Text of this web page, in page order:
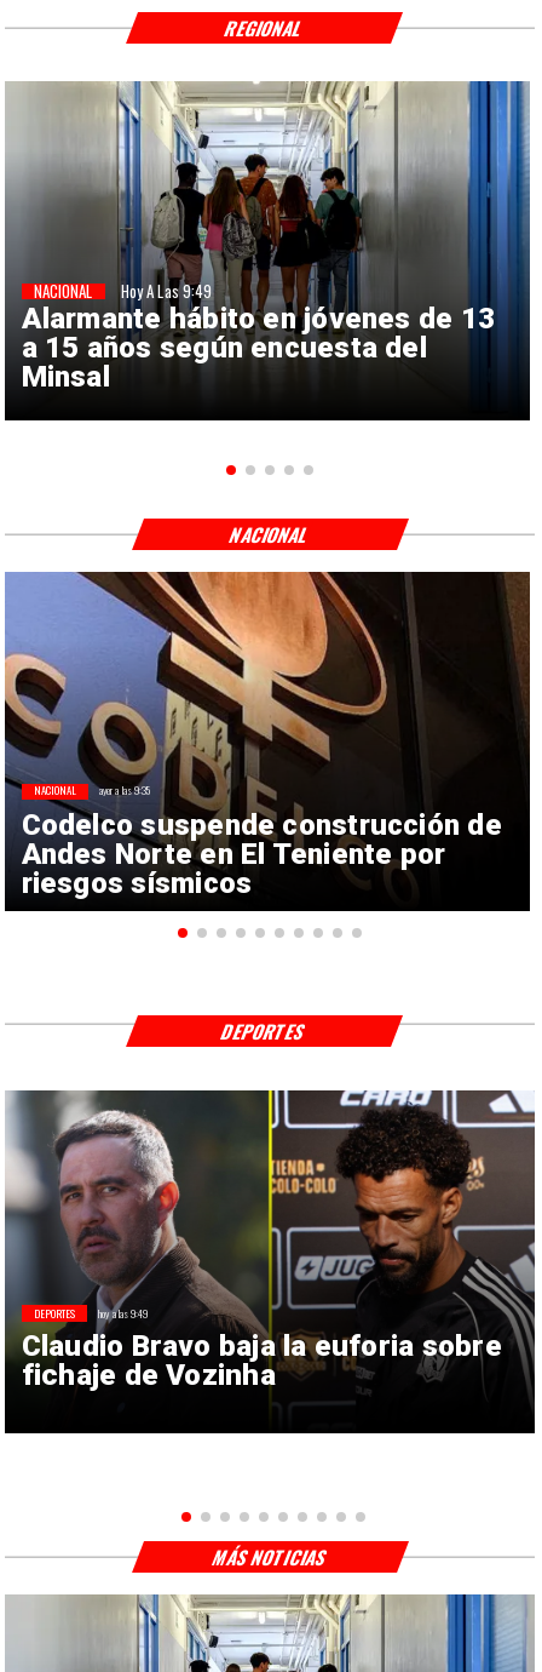
Alarmante hábito en jóvenes de 13
a 15 años según encuesta del
Minsal
NACIONAL Hoy A Las 9:49
REGIONAL
Codelco suspende construcción de
Andes Norte en El Teniente por
riesgos sísmicos
NACIONAL ayer a las 9:35
NACIONAL
Claudio Bravo baja la euforia sobre
fichaje de Vozinha
DEPORTES hoy a las 9:49
DEPORTES
MÁS NOTICIAS